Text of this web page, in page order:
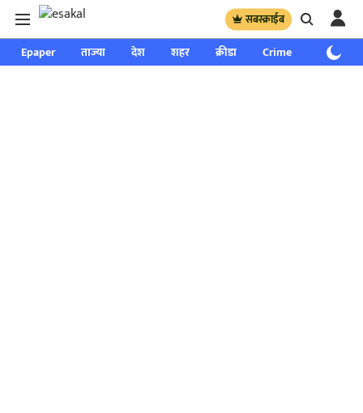
सबस्क्राईब
Epaper ताज्या देश शहर क्रीडा Crime साप्ताहिक